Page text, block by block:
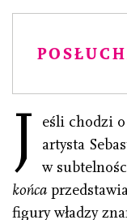
J
eśli chodzi
artysta
w
końca
figury władzy